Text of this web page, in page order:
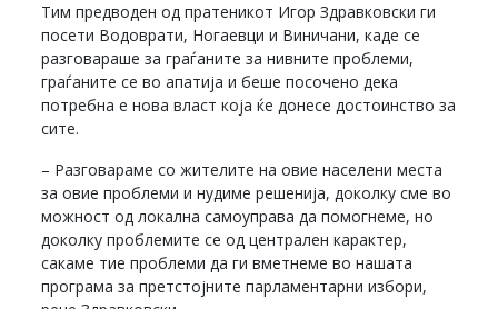
Тим предводен од пратеникот Игор Здравковски ги
посети Водоврати, Ногаевци и Виничани, каде се
разговараше за граѓаните за нивните проблеми,
граѓаните се во апатија и беше посочено дека
потребна е нова власт која ќе донесе достоинство за
сите.
– Разговараме со жителите на овие населени места
за овие проблеми и нудиме решенија, доколку сме во
можност од локална самоуправа да помогнеме, но
доколку проблемите се од централен карактер,
сакаме тие проблеми да ги вметнеме во нашата
програма за претстојните парламентарни избори,